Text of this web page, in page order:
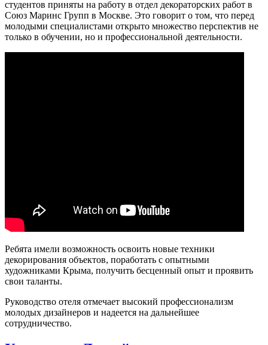
студентов приняты на работу в отдел декораторских работ в
Союз Маринс Групп в Москве. Это говорит о том, что перед
молодыми специалистами открыто множество перспектив не
только в обучении, но и профессиональной деятельности.
Ребята имели возможность освоить новые техники
декорирования объектов, поработать с опытными
художниками Крыма, получить бесценный опыт и проявить
свои таланты.
Руководство отеля отмечает высокий профессионализм
молодых дизайнеров и надеется на дальнейшее
сотрудничество.